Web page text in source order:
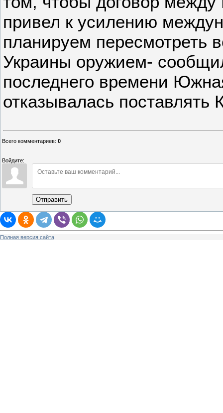
привел к усилению
планируем пересмотреть
Украины оружием-
последнего времени
отказывалась поставлять
Всего комментариев: 0
Войдите:
Отправить
Полная версия сайта